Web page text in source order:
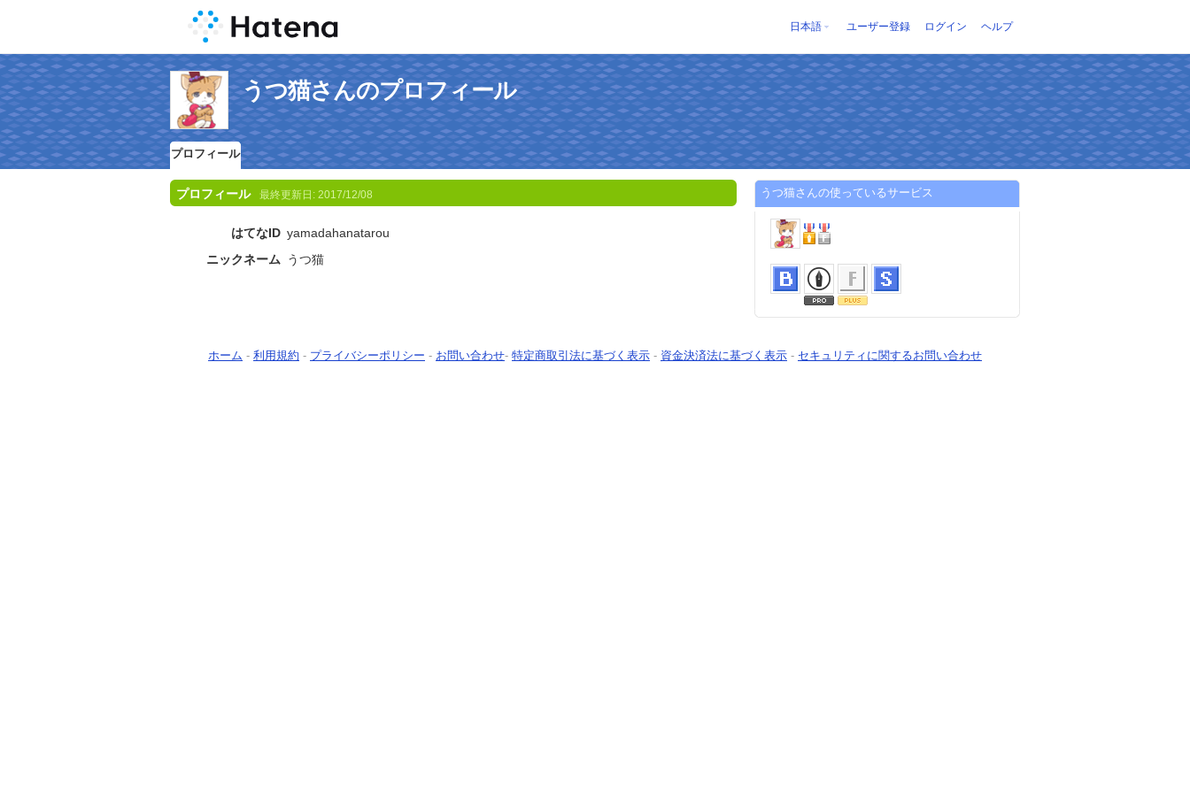
日本語 ユーザー登録 ログイン ヘルプ
うつ猫さんのプロフィール
プロフィール
プロフィール 最終更新日: 2017/12/08
はてなID yamadahanatarou
ニックネーム うつ猫
うつ猫さんの使っているサービス
ホーム - 利用規約 - プライバシーポリシー - お問い合わせ- 特定商取引法に基づく表示 - 資金決済法に基づく表示 - セキュリティに関するお問い合わせ